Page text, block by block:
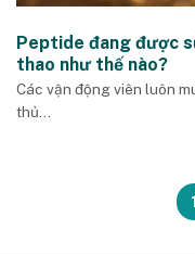
Peptide đang được
thao như thế nào?
Các vận động viên luôn
thủ...